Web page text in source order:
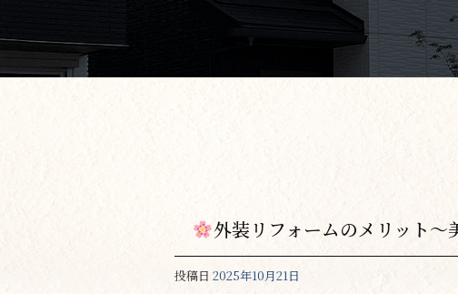
外装リフォームのメリット
投稿日 2025年10月21日